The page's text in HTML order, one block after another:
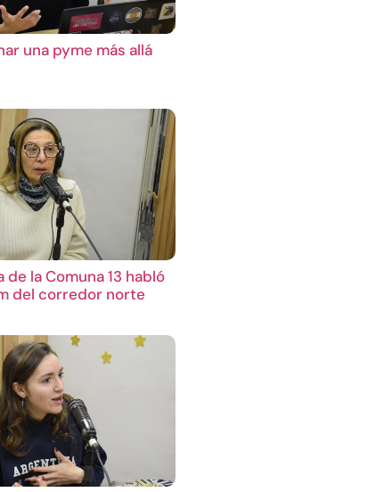
una pyme más allá
la Comuna 13 habló
del corredor norte